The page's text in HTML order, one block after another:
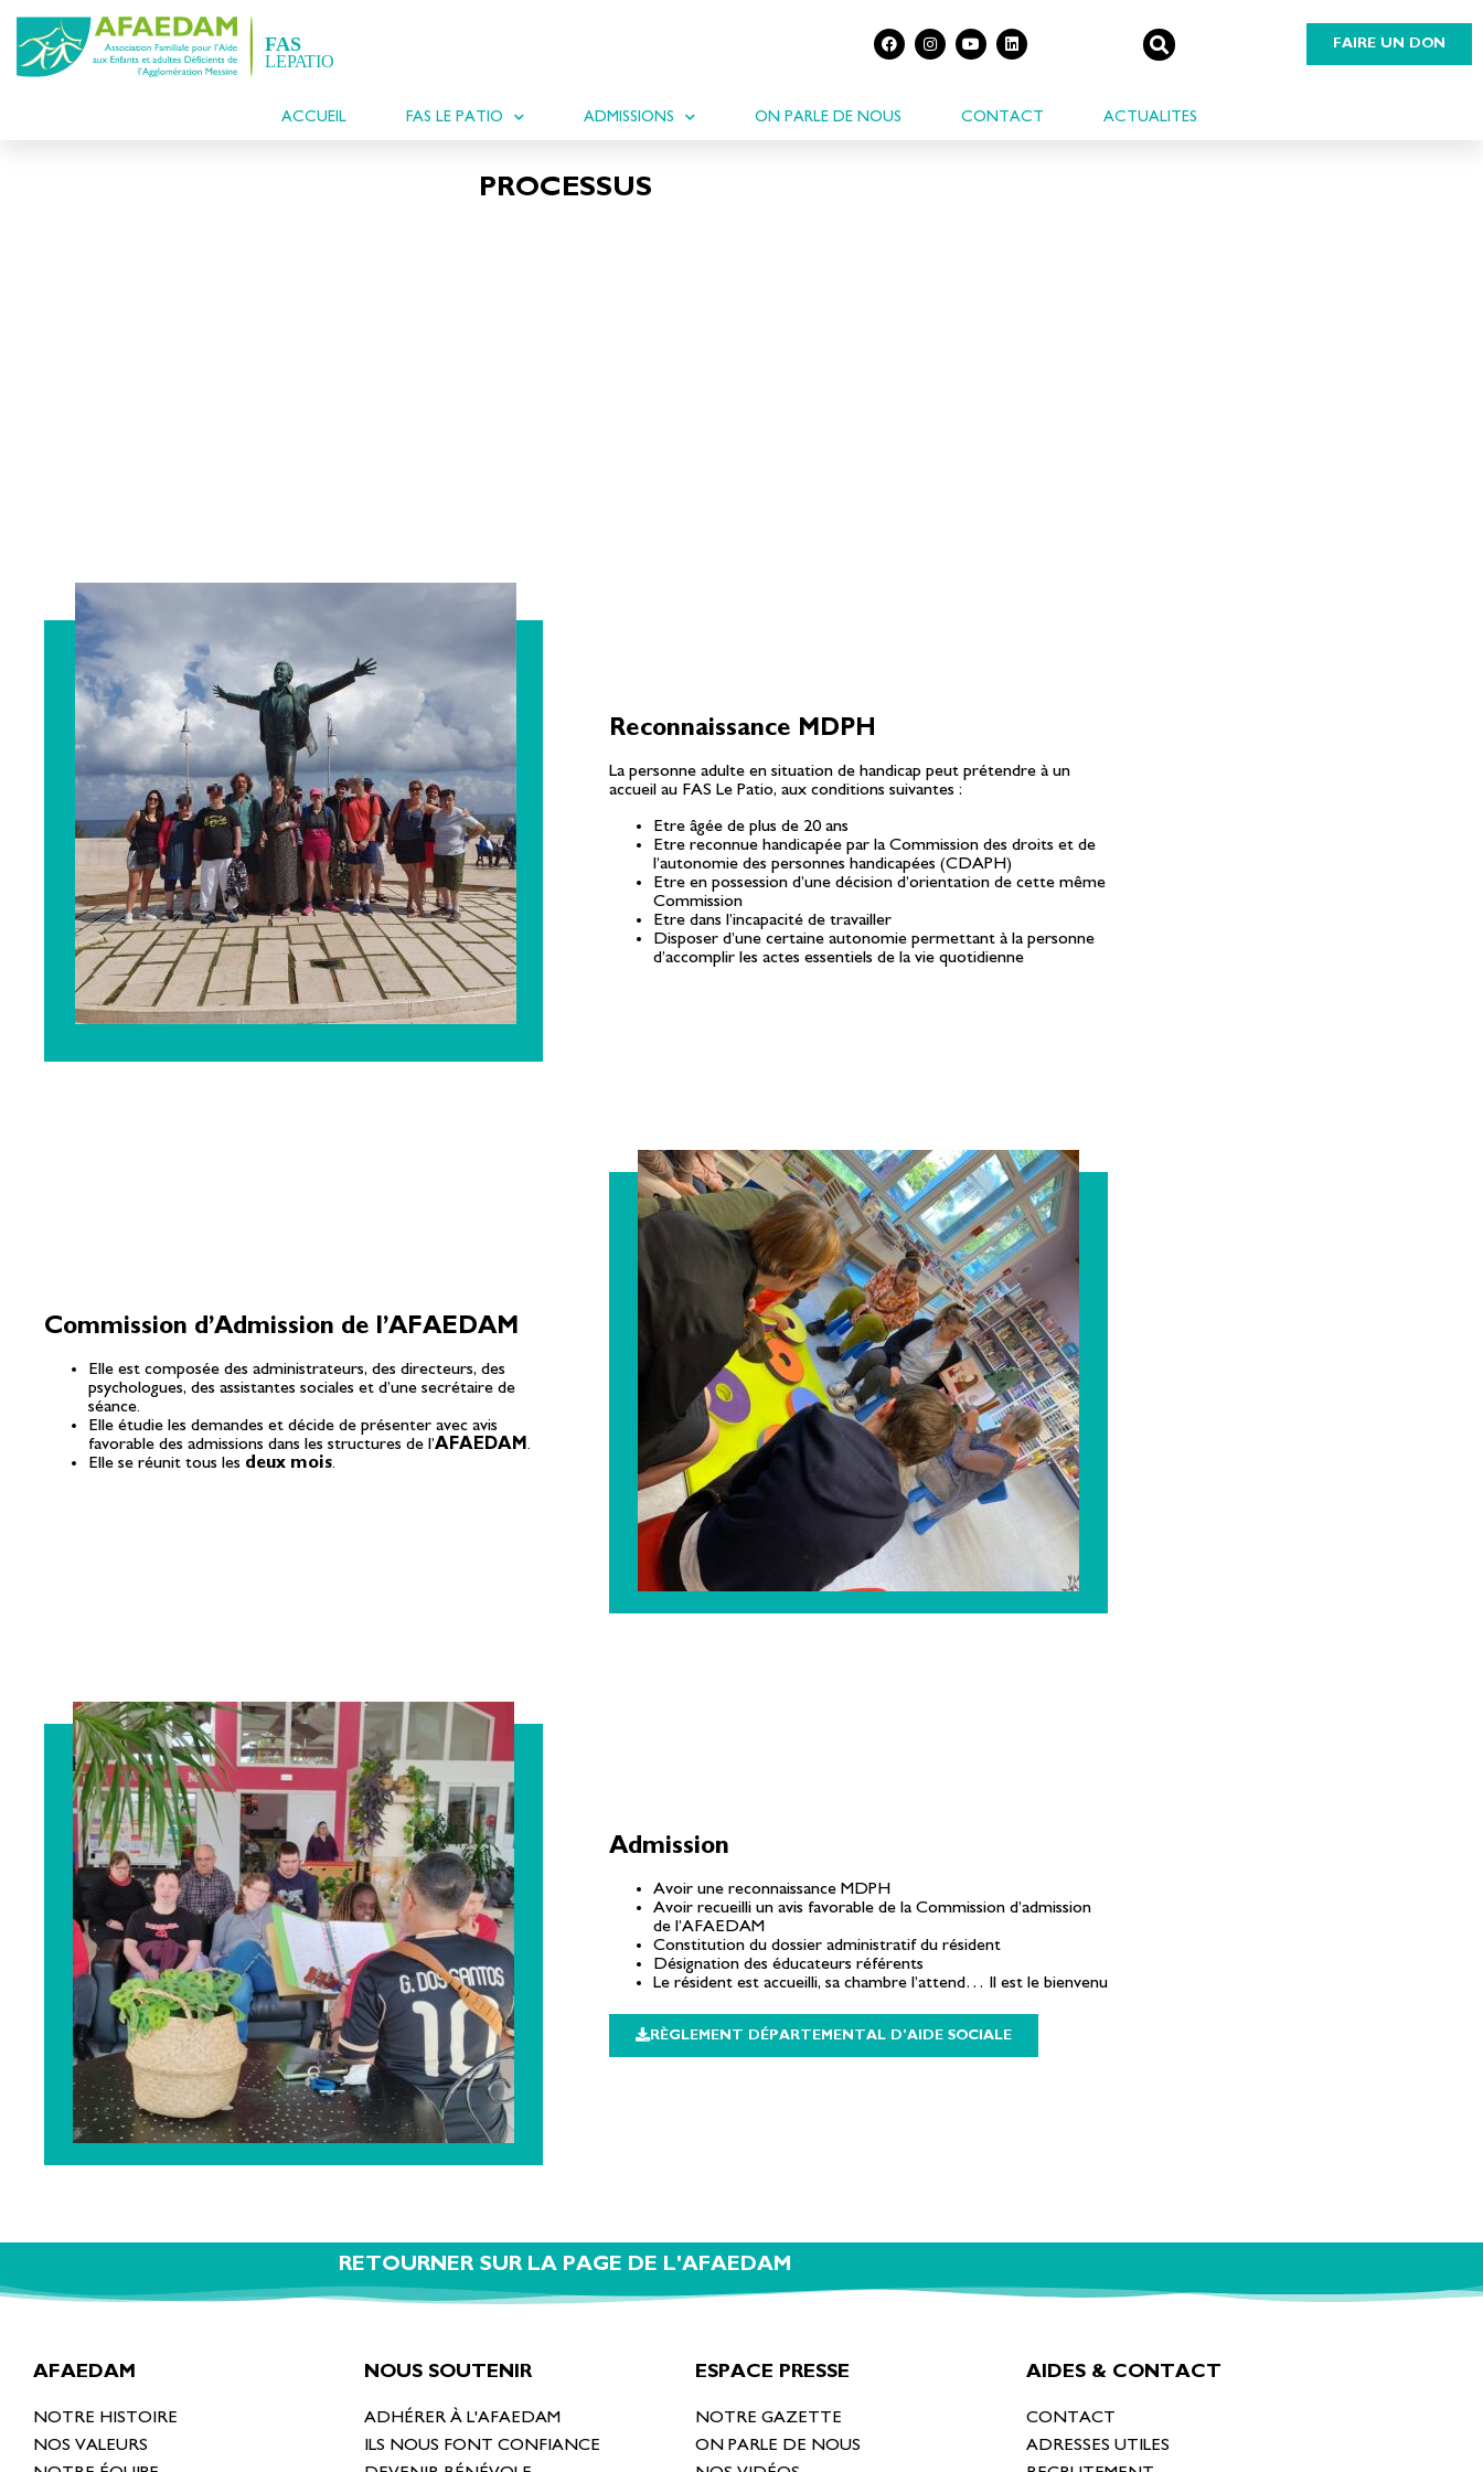
FAIRE UN DON
ACCUEIL FAS LE PATIO ADMISSIONS ON PARLE DE NOUS CONTACT ACTUALITES
PROCESSUS
Reconnaissance MDPH
La personne adulte en situation de handicap peut prétendre à un
accueil au FAS Le Patio, aux conditions suivantes :
Etre âgée de plus de 20 ans
Etre reconnue handicapée par la Commission des droits et de
l’autonomie des personnes handicapées (CDAPH)
Etre en possession d’une décision d’orientation de cette même
Commission
Etre dans l’incapacité de travailler
Disposer d’une certaine autonomie permettant à la personne
d’accomplir les actes essentiels de la vie quotidienne
Commission d’Admission de l’AFAEDAM
Elle est composée des administrateurs, des directeurs, des
psychologues, des assistantes sociales et d’une secrétaire de
séance.
Elle étudie les demandes et décide de présenter avec avis
favorable des admissions dans les structures de l’AFAEDAM .
Elle se réunit tous les deux mois.
Admission
Avoir une reconnaissance MDPH
Avoir recueilli un avis favorable de la Commission d’admission
de l’AFAEDAM
Constitution du dossier administratif du résident
Désignation des éducateurs référents
Le résident est accueilli, sa chambre l’attend… Il est le bienvenu
RÈGLEMENT DÉPARTEMENTAL D'AIDE SOCIALE
RETOURNER SUR LA PAGE DE L'AFAEDAM
AFAEDAM
NOTRE HISTOIRE
NOS VALEURS
NOUS SOUTENIR
ADHÉRER À L'AFAEDAM
ILS NOUS FONT CONFIANCE
ESPACE PRESSE
NOTRE GAZETTE
ON PARLE DE NOUS
AIDES & CONTACT
CONTACT
ADRESSES UTILES